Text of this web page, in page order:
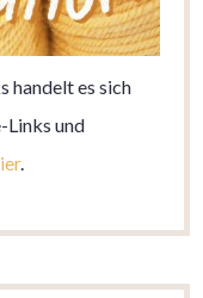
handelt es sich
und
.